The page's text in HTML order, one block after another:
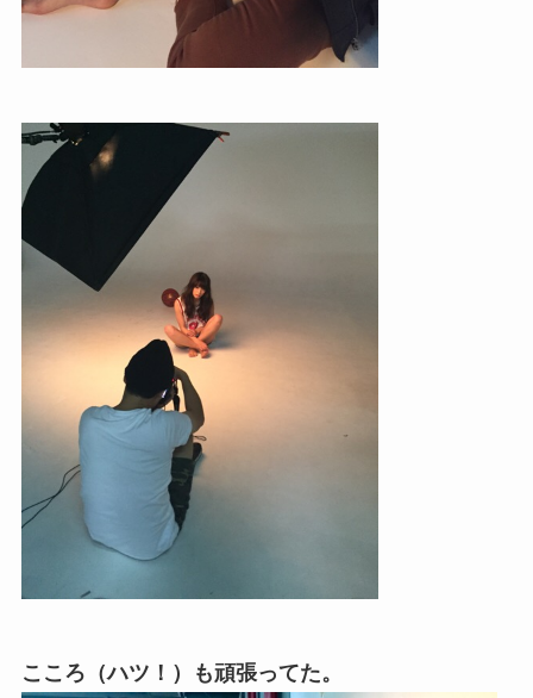
こころ（ハツ！）も頑張ってた。